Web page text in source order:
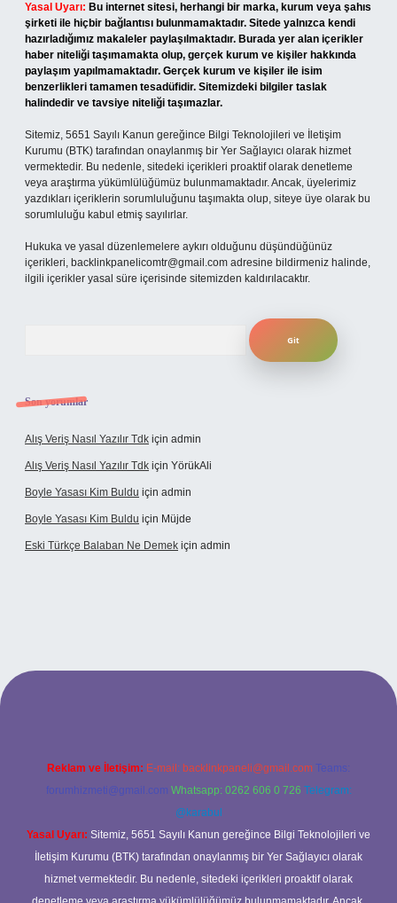
Yasal Uyarı: Bu internet sitesi, herhangi bir marka, kurum veya şahıs
şirketi ile hiçbir bağlantısı bulunmamaktadır. Sitede yalnızca kendi
hazırladığımız makaleler paylaşılmaktadır. Burada yer alan içerikler
haber niteliği taşımamakta olup, gerçek kurum ve kişiler hakkında
paylaşım yapılmamaktadır. Gerçek kurum ve kişiler ile isim
benzerlikleri tamamen tesadüfidir. Sitemizdeki bilgiler taslak
halindedir ve tavsiye niteliği taşımazlar.
Sitemiz, 5651 Sayılı Kanun gereğince Bilgi Teknolojileri ve İletişim
Kurumu (BTK) tarafından onaylanmış bir Yer Sağlayıcı olarak hizmet
vermektedir. Bu nedenle, sitedeki içerikleri proaktif olarak denetleme
veya araştırma yükümlülüğümüz bulunmamaktadır. Ancak, üyelerimiz
yazdıkları içeriklerin sorumluluğunu taşımakta olup, siteye üye olarak bu
sorumluluğu kabul etmiş sayılırlar.
Hukuka ve yasal düzenlemelere aykırı olduğunu düşündüğünüz
içerikleri, backlinkpanelicomtr@gmail.com adresine bildirmeniz halinde,
ilgili içerikler yasal süre içerisinde sitemizden kaldırılacaktır.
Son yorumlar
Alış Veriş Nasıl Yazılır Tdk için admin
Alış Veriş Nasıl Yazılır Tdk için YörükAli
Boyle Yasası Kim Buldu için admin
Boyle Yasası Kim Buldu için Müjde
Eski Türkçe Balaban Ne Demek için admin
casino
Reklam ve İletişim: E-mail: backlinkpaneli@gmail.com Teams:
forumhizmeti@gmail.com Whatsapp: 0262 606 0 726 Telegram:
@karabul
Yasal Uyarı: Sitemiz, 5651 Sayılı Kanun gereğince Bilgi Teknolojileri ve
İletişim Kurumu (BTK) tarafından onaylanmış bir Yer Sağlayıcı olarak
hizmet vermektedir. Bu nedenle, sitedeki içerikleri proaktif olarak